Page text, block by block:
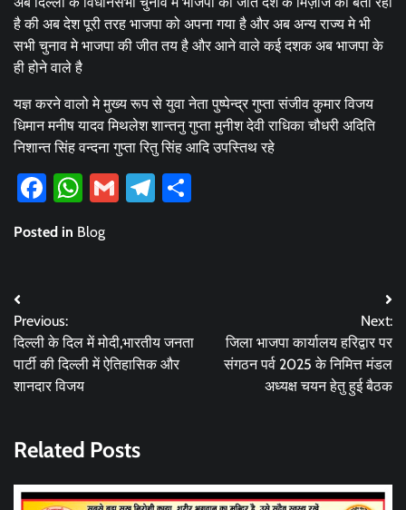
है की अब देश पूरी तरह भाजपा को अपना गया है और अब अन्य राज्य मे भी
सभी चुनाव मे भाजपा की जीत तय है और आने वाले कई दशक अब भाजपा के
ही होने वाले है
यज्ञ करने वालो मे मुख्य रूप से युवा नेता पुष्पेन्द्र गुप्ता संजीव कुमार विजय
धिमान मनीष यादव मिथलेश शान्तनु गुप्ता मुनीश देवी राधिका चौधरी अदिति
निशान्त सिंह वन्दना गुप्ता रितु सिंह आदि उपस्तिथ रहे
Facebook
WhatsApp
GmailTelegram
Posted in Blog
Post
navigation
Previous:
दिल्ली के दिल में मोदी,भारतीय जनता
पार्टी की दिल्ली में ऐतिहासिक और
शानदार विजय
Next:
जिला भाजपा कार्यालय हरिद्वार पर
संगठन पर्व 2025 के निमित्त मंडल
अध्यक्ष चयन हेतु हुई बैठक
Related Posts